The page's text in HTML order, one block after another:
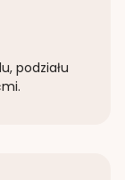
podziału